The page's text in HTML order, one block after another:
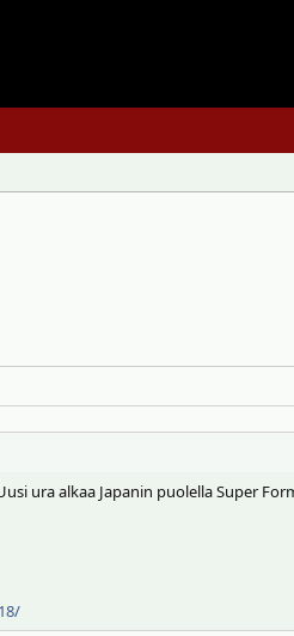
ura alkaa Japanin puolella Super